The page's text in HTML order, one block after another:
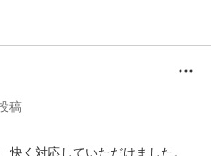
は必ず泊まりたい宿です。
稿
く対応していただけました。